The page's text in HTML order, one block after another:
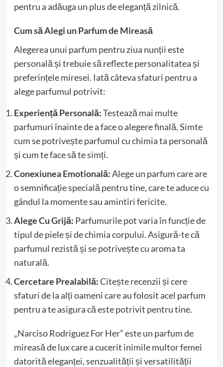
pentru a adăuga un plus de eleganță zilnică.
Cum să Alegi un Parfum de Mireasă
Alegerea unui parfum pentru ziua nunții este
personală și trebuie să reflecte personalitatea și
preferințele miresei. Iată câteva sfaturi pentru a
alege parfumul potrivit:
Experiență Personală:Testează mai multe
parfumuri înainte de a face o alegere finală. Simte
cum se potrivește parfumul cu chimia ta personală
și cum te face să te simți.
Conexiunea Emotională:Alege un parfum care are
o semnificație specială pentru tine, care te aduce cu
gândul la momente sau amintiri fericite.
Alege Cu Grijă: Parfumurile pot varia în funcție de
tipul de piele și de chimia corpului. Asigură-te că
parfumul rezistă și se potrivește cu aroma ta
naturală.
Cercetare Prealabilă:Citește recenzii și cere
sfaturi de la alți oameni care au folosit acel parfum
pentru a te asigura că este potrivit pentru tine.
„Narciso Rodriguez For Her” este un parfum de
mireasă de lux care a cucerit inimile multor femei
datorită eleganței, senzualității și versatilității